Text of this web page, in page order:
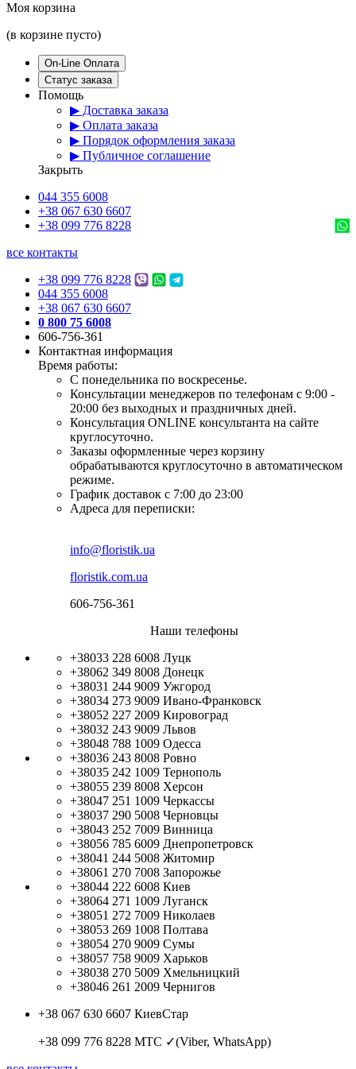
Моя корзина
(в корзине пусто)
On-Line Оплата
Статус заказа
Помощь
▶ Доставка заказа
▶ Оплата заказа
▶ Порядок оформления заказа
▶ Публичное соглашение
Закрыть
044 355 6008
+38 067 630 6607
+38 099 776 8228
все контакты
+38 099 776 8228
044 355 6008
+38 067 630 6607
0 800 75 6008
606-756-361
Контактная информация
Время работы:
С понедельника по воскресенье.
Консультации менеджеров по телефонам с 9:00 -
20:00 без выходных и праздничных дней.
Консультация ONLINE консультанта на сайте
круглосуточно.
Заказы оформленные через корзину
обрабатываются круглосуточно в автоматическом
режиме.
График доставок с 7:00 до 23:00
Адреса для переписки:
info@floristik.ua
floristik.com.ua
606-756-361
Наши телефоны
+38033 228 6008 Луцк
+38062 349 8008 Донецк
+38031 244 9009 Ужгород
+38034 273 9009 Ивано-Франковск
+38052 227 2009 Кировоград
+38032 243 9009 Львов
+38048 788 1009 Одесса
+38036 243 8008 Ровно
+38035 242 1009 Тернополь
+38055 239 8008 Херсон
+38047 251 1009 Черкассы
+38037 290 5008 Черновцы
+38043 252 7009 Винница
+38056 785 6009 Днепропетровск
+38041 244 5008 Житомир
+38061 270 7008 Запорожье
+38044 222 6008 Киев
+38064 271 1009 Луганск
+38051 272 7009 Николаев
+38053 269 1008 Полтава
+38054 270 9009 Сумы
+38057 758 9009 Харьков
+38038 270 5009 Хмельницкий
+38046 261 2009 Чернигов
+38 067 630 6607 КиевСтар
+38 099 776 8228 МТС ✓(Viber, WhatsApp)